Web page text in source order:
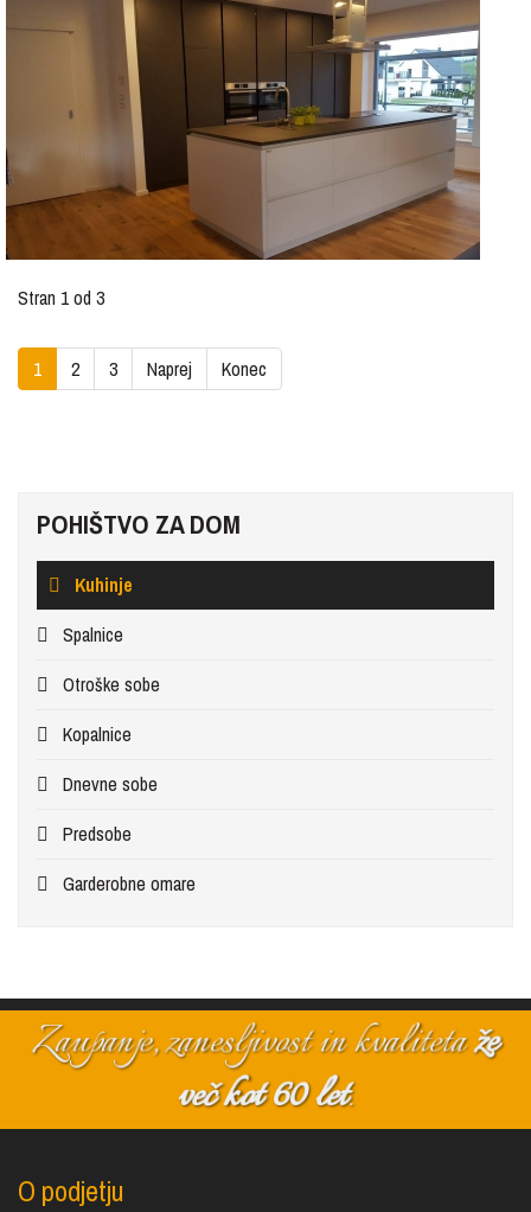
Stran 1 od 3
1 2 3 Naprej Konec
POHIŠTVO ZA DOM
Kuhinje
Spalnice
Otroške sobe
Kopalnice
Dnevne sobe
Predsobe
Garderobne omare
Zaupanje, zanesljivost in kvalitetaže
več kot 60 let.
O podjetju